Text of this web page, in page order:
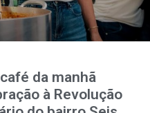
da manhã
à Revolução